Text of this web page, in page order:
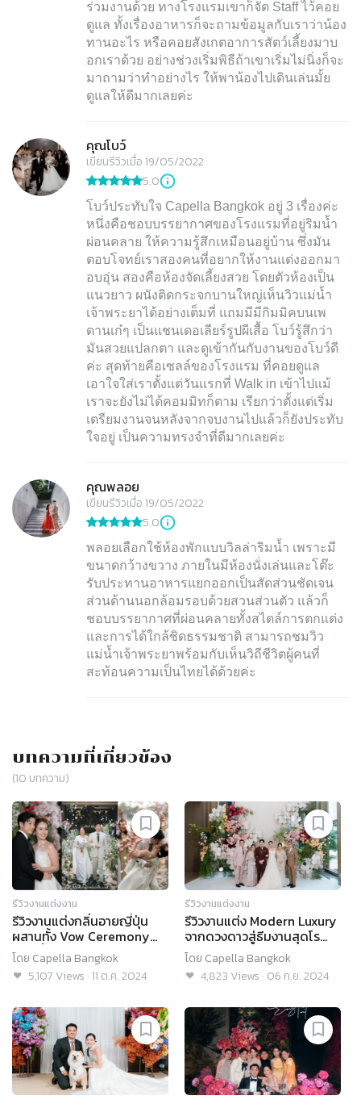
ร่วมงานด้วย ทางโรงแรมเขาก็จัด Staff ไว้คอย
ดูแล ทั้งเรื่องอาหารก็จะถามข้อมูลกับเราว่าน้อง
ทานอะไร หรือคอยสังเกตอาการสัตว์เลี้ยงมาบ
อกเราด้วย อย่างช่วงเริ่มพิธีถ้าเขาเริ่มไม่นิ่งก็จะ
มาถามว่าทำอย่างไร ให้พาน้องไปเดินเล่นมั้ย
ดูแลให้ดีมากเลยค่ะ
คุณโบว์
เขียนรีวิวเมื่อ 19/05/2022
5.0
โบว์ประทับใจ Capella Bangkok อยู่ 3 เรื่องค่ะ
หนึ่งคือชอบบรรยากาศของโรงแรมที่อยู่ริมน้ำ
ผ่อนคลาย ให้ความรู้สึกเหมือนอยู่บ้าน ซึ่งมัน
ตอบโจทย์เราสองคนที่อยากให้งานแต่งออกมา
อบอุ่น สองคือห้องจัดเลี้ยงสวย โดยตัวห้องเป็น
แนวยาว ผนังติดกระจกบานใหญ่เห็นวิวแม่น้ำ
เจ้าพระยาได้อย่างเต็มที่ แถมมีมีกิมมิคบนเพ
ดานเก๋ๆ เป็นแชนเดอเลียร์รูปผีเสื้อ โบว์รู้สึกว่า
มันสวยแปลกตา และดูเข้ากันกับงานของโบว์ดี
ค่ะ สุดท้ายคือเซลล์ของโรงแรม ที่คอยดูแล
เอาใจใส่เราตั้งแต่วันแรกที่ Walk in เข้าไปแม้
เราจะยังไม่ได้คอมมิทก็ตาม เรียกว่าตั้งแต่เริ่ม
เตรียมงานจนหลังจากจบงานไปแล้วก็ยังประทับ
ใจอยู่ เป็นความทรงจำที่ดีมากเลยค่ะ
คุณพลอย
เขียนรีวิวเมื่อ 19/05/2022
5.0
พลอยเลือกใช้ห้องพักแบบวิลล่าริมน้ำ เพราะมี
ขนาดกว้างขวาง ภายในมีห้องนั่งเล่นและโต๊ะ
รับประทานอาหารแยกออกเป็นสัดส่วนชัดเจน
ส่วนด้านนอกล้อมรอบด้วยสวนส่วนตัว แล้วก็
ชอบบรรยากาศที่ผ่อนคลายทั้งสไตล์การตกแต่ง
และการได้ใกล้ชิดธรรมชาติ สามารถชมวิว
แม่น้ำเจ้าพระยาพร้อมกับเห็นวิถีชีวิตผู้คนที่
สะท้อนความเป็นไทยได้ด้วยค่ะ
บทความที่เกี่ยวข้อง
(10 บทความ)
รีวิวงานแต่งงาน
รีวิวงานแต่งกลิ่นอายญี่ปุ่น
ผสานทั้ง Vow Ceremony
พิธีหมั้นไทย และงานฉลอง
อย่างลงตัว @Capella
Bangkok
โดย Capella Bangkok
5,107 Views ·11 ต.ค. 2024
รีวิวงานแต่งงาน
รีวิวงานแต่ง Modern Luxury
จากดวงดาวสู่ธีมงานสุดโร
แมนติก @Capella Bangkok
โดย Capella Bangkok
4,823 Views · 06 ก.ย. 2024